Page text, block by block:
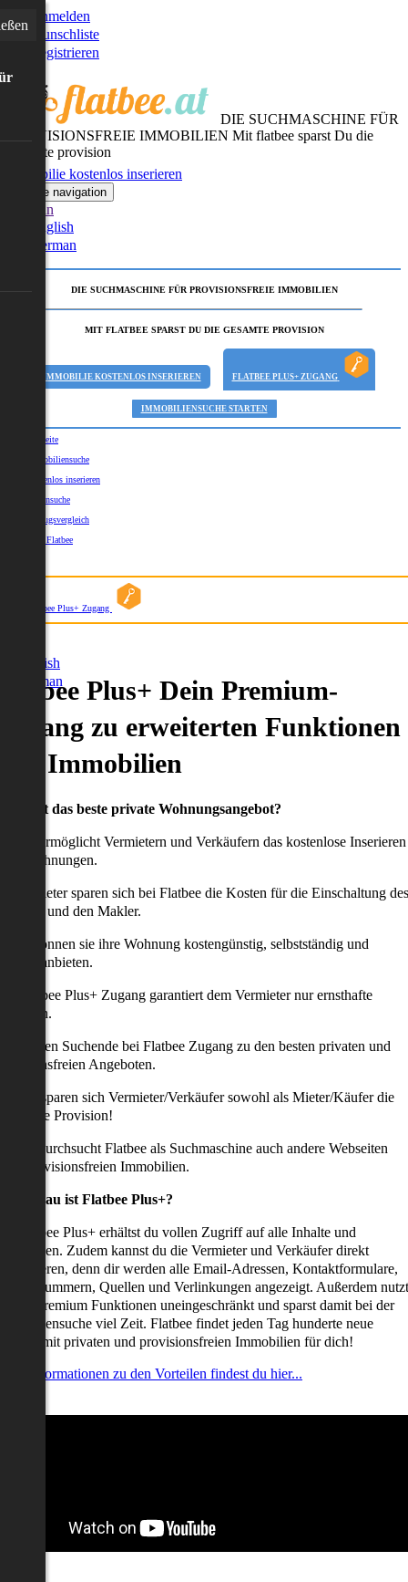
Anmelden
Wunschliste
Registrieren
DIE SUCHMASCHINE FÜR
PROVISIONSFREIE IMMOBILIEN Mit flatbee sparst Du die
gesamte provision
Immobilie kostenlos inserieren
Toggle navigation
German
English
German
DIE SUCHMASCHINE FÜR PROVISIONSFREIE IMMOBILIEN
MIT FLATBEE SPARST DU DIE GESAMTE PROVISION
IMMOBILIE KOSTENLOS INSERIEREN FLATBEE PLUS+ ZUGANG
IMMOBILIENSUCHE STARTEN
Startseite
Immobiliensuche
Kostenlos inserieren
Kartensuche
Umzugsvergleich
Über Flatbee
Flatbee Plus+ Zugang
English
German
Plus+ Dein Premium-
zu erweiterten Funktionen
Immobilien
willst das beste private Wohnungsangebot?
ermöglicht Vermietern und Verkäufern das kostenlose Inserieren
Wohnungen.
Anbieter sparen sich bei Flatbee die Kosten für die Einschaltung des
und den Makler.
können sie ihre Wohnung kostengünstig, selbstständig und
anbieten.
Flatbee Plus+ Zugang garantiert dem Vermieter nur ernsthafte
erhalten Suchende bei Flatbee Zugang zu den besten privaten und
Angeboten.
uns sparen sich Vermieter/Verkäufer sowohl als Mieter/Käufer die
Provision!
durchsucht Flatbee als Suchmaschine auch andere Webseiten
provisionsfreien Immobilien.
genau ist Flatbee Plus+?
Flatbee Plus+ erhältst du vollen Zugriff auf alle Inhalte und
Zudem kannst du die Vermieter und Verkäufer direkt
denn dir werden alle Email-Adressen, Kontaktformulare,
Quellen und Verlinkungen angezeigt. Außerdem nutzt
alle Premium Funktionen uneingeschränkt und sparst damit bei der
viel Zeit. Flatbee findet jeden Tag hunderte neue
mit privaten und provisionsfreien Immobilien für dich!
Informationen zu den Vorteilen findest du hier...